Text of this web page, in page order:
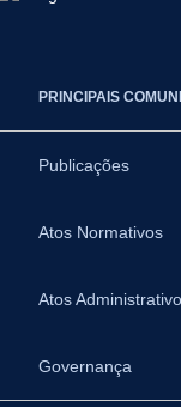
PRINCIPAIS
Publicações
Atos Normativos
Atos
Governança